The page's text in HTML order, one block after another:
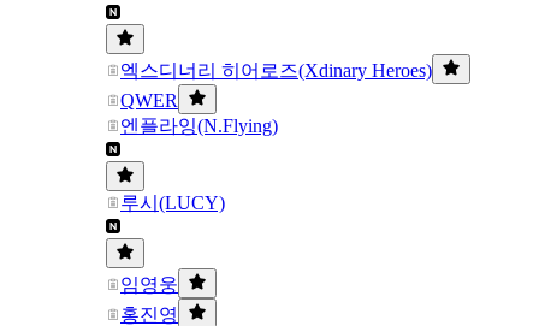
엑스디너리 히어로즈(Xdinary Heroes)
QWER
엔플라잉(N.Flying)
루시(LUCY)
임영웅
홍진영